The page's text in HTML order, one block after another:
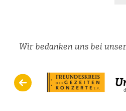
Wir bedanken uns bei